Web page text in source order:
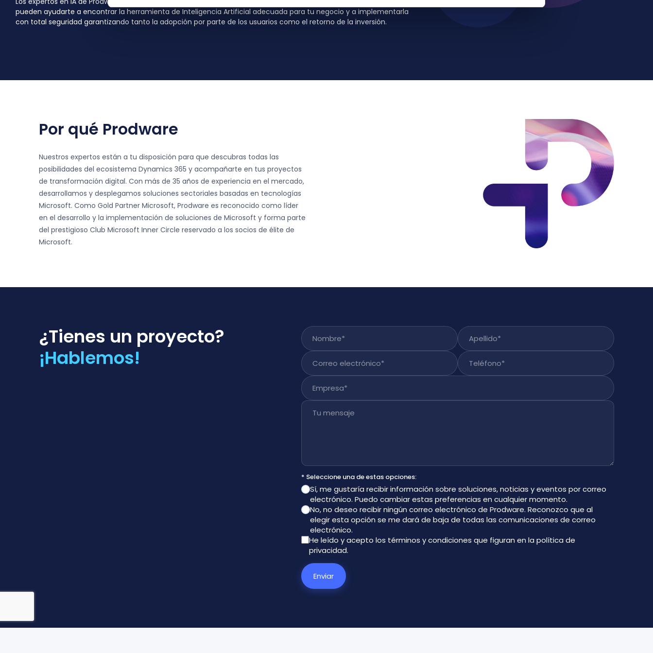
pueden ayudarte a encontrar la herramienta de Inteligencia Artificial adecuada para tu negocio y a implementarla
con total seguridad garantizando tanto la adopción por parte de los usuarios como el retorno de la inversión.
Por qué Prodware
Nuestros expertos están a tu disposición para que descubras todas las
posibilidades del ecosistema Dynamics 365 y acompañarte en tus proyectos
de transformación digital. Con más de 35 años de experiencia en el mercado,
desarrollamos y desplegamos soluciones sectoriales basadas en tecnologías
Microsoft. Como Gold Partner Microsoft, Prodware es reconocido como líder
en el desarrollo y la implementación de soluciones de Microsoft y forma parte
del prestigioso Club Microsoft Inner Circle reservado a los socios de élite de
Microsoft.
¿Tienes un proyecto?
¡Hablemos!
Nombre Apellido
Correo electrónico Teléfono
Empresa
Tu mensaje
* Seleccione una de estas opciones:
Sí, me gustaría recibir información sobre soluciones, noticias y eventos por correo
electrónico. Puedo cambiar estas preferencias en cualquier momento.
No, no deseo recibir ningún correo electrónico de Prodware. Reconozco que al
elegir esta opción se me dará de baja de todas las comunicaciones de correo
electrónico.
He leído y acepto los términos y condiciones que figuran en la política de
privacidad.
Enviar